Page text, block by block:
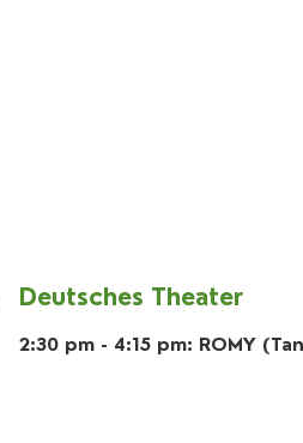
Deutsches Theater
2:30 pm - 4:15 pm: ROMY